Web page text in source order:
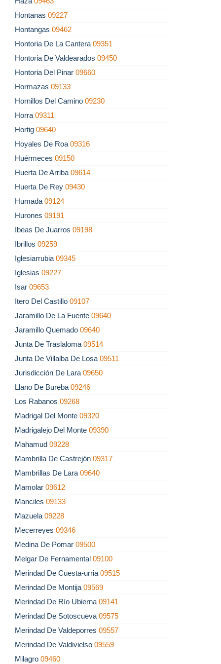
Hontanas 09227
Hontangas 09462
Hontoria De La Cantera 09351
Hontoria De Valdearados 09450
Hontoria Del Pinar 09660
Hormazas 09133
Hornillos Del Camino 09230
Horra 09311
Hortig 09640
Hoyales De Roa 09316
Huérmeces 09150
Huerta De Arriba 09614
Huerta De Rey 09430
Humada 09124
Hurones 09191
Ibeas De Juarros 09198
Ibrillos 09259
Iglesiarrubia 09345
Iglesias 09227
Isar 09653
Itero Del Castillo 09107
Jaramillo De La Fuente 09640
Jaramillo Quemado 09640
Junta De Traslaloma 09514
Junta De Villalba De Losa 09511
Jurisdicción De Lara 09650
Llano De Bureba 09246
Los Rabanos 09268
Madrigal Del Monte 09320
Madrigalejo Del Monte 09390
Mahamud 09228
Mambrilla De Castrejón 09317
Mambrillas De Lara 09640
Mamolar 09612
Manciles 09133
Mazuela 09228
Mecerreyes 09346
Medina De Pomar 09500
Melgar De Fernamental 09100
Merindad De Cuesta-urria 09515
Merindad De Montija 09569
Merindad De Río Ubierna 09141
Merindad De Sotoscueva 09575
Merindad De Valdeporres 09557
Merindad De Valdivielso 09559
Milagro 09460